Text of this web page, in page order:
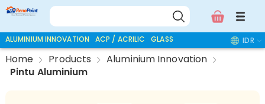
ALUMINIUM INNOVATION ACP / ACRILIC GLASS ACCESSORIES IDR
Home Products
Aluminium Innovation
Pintu Aluminium